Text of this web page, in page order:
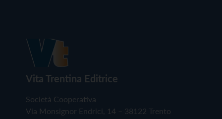
Vita Trentina Editrice
Società Cooperativa
Via Monsignor Endrici, 14 – 38122 Trento